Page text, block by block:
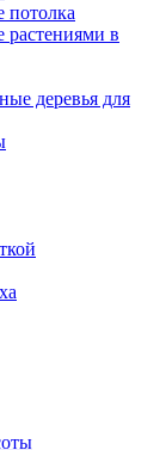
потолка
растениями в
деревья для